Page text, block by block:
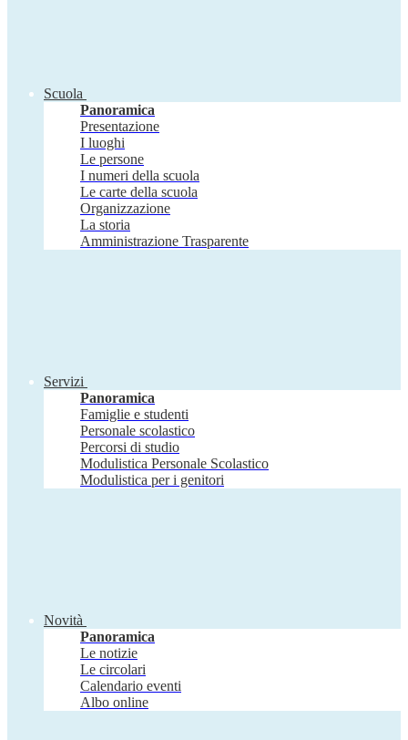
Scuola
Panoramica
Presentazione
I luoghi
Le persone
I numeri della scuola
Le carte della scuola
Organizzazione
La storia
Amministrazione Trasparente
Servizi
Panoramica
Famiglie e studenti
Personale scolastico
Percorsi di studio
Modulistica Personale Scolastico
Modulistica per i genitori
Novità
Panoramica
Le notizie
Le circolari
Calendario eventi
Albo online